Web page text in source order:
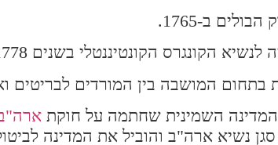
ב-1765.
הקונגרס הקונטיננטלי בשנים 1777-1778.
המושבה בין המורדים לבריטים
המדינה השמינית שחתמה על חוקת